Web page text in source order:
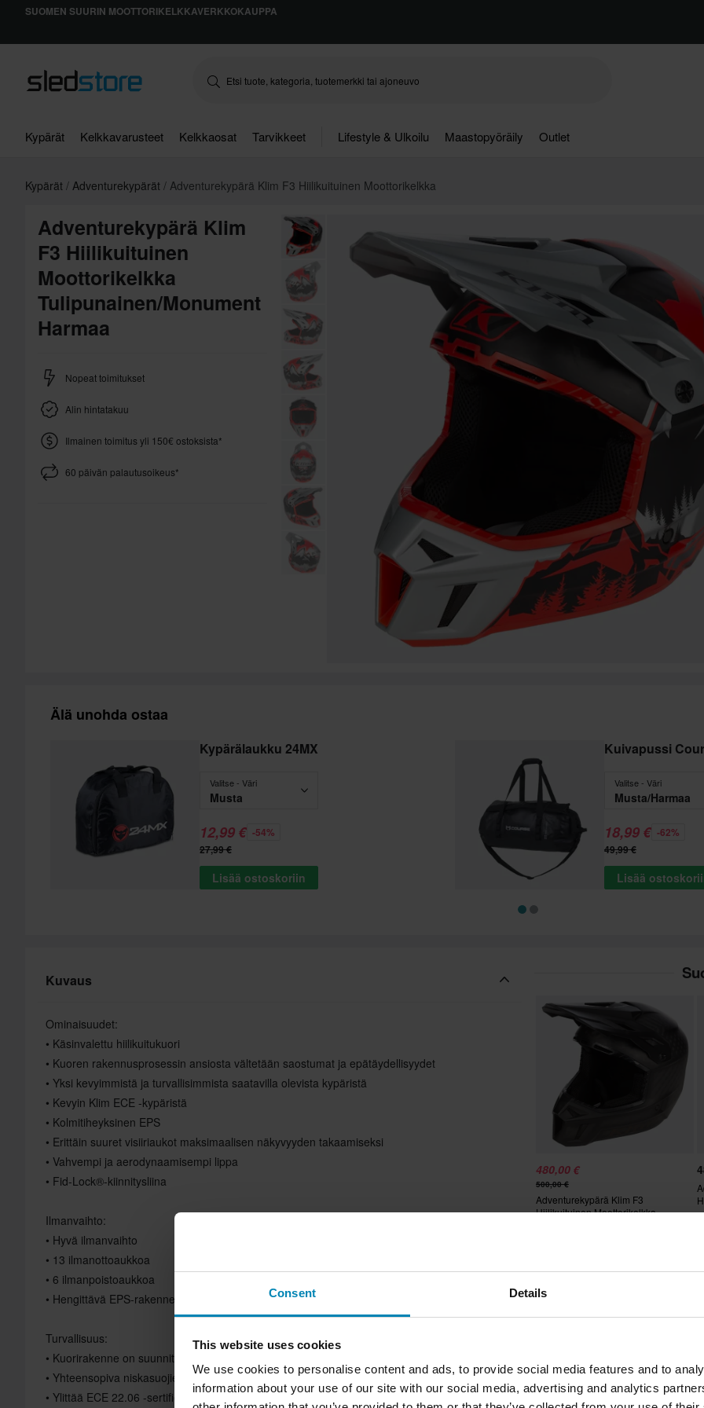
Consent Details
This website uses cookies
We use cookies to personalise content and ads, to provide social media features and to
information about your use of our site with our social media, advertising and analytics
SUOMEN SUURIN MOOTTORIKELKKAVERKKOKAUPPA
Kypärät Kelkkavarusteet Kelkkaosat Tarvikkeet Lifestyle & Ulkoilu Maastopyöräily Outlet
Kypärät Adventurekypärät Adventurekypärä Klim F3 Hiilikuituinen Moottorikelkka
Adventurekypärä Klim
F3 Hiilikuituinen
Moottorikelkka
Tulipunainen/Monument
Harmaa
Nopeat toimitukset
Alin hintatakuu
Ilmainen toimitus yli 150€ ostoksista*
60 päivän palautusoikeus*
Älä unohda ostaa
Kypärälaukku 24MX
Valitse - Väri
Musta
12,99 € -54%
27,99 €
Lisää ostoskoriin
Kuivapussi
Valitse - Väri
Musta/Harmaa
18,99 € -62%
49,99 €
Lisää
Kuvaus
Ominaisuudet:
• Käsinvalettu hiilikuitukuori
• Kuoren rakennusprosessin ansiosta vältetään saostumat ja epätäydellisyydet
• Yksi kevyimmistä ja turvallisimmista saatavilla olevista kypäristä
• Kevyin Klim ECE -kypäristä
• Kolmitiheyksinen EPS
• Erittäin suuret visiiriaukot maksimaalisen näkyvyyden takaamiseksi
• Vahvempi ja aerodynaamisempi lippa
• Fid-Lock®-kiinnitysliina
Ilmanvaihto:
• Hyvä ilmanvaihto
• 13 ilmanottoaukkoa
• 6 ilmanpoistoaukkoa
• Hengittävä EPS-rakenne
Turvallisuus:
• Kuorirakenne on suunniteltu lujaksi ja kevyeksi
• Yhteensopiva niskasuojien kanssa
• Ylittää ECE 22.06 -sertifiointivaatimukset
480,00 €
500,00 €
Adventurekypärä Klim F3
Hiilikuituinen Moottorikelkka